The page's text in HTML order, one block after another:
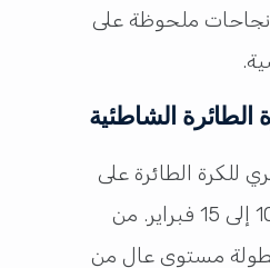
ملحوظة على
الطائرة الشاطئية
للكرة الطائرة على
ملاعب الغرافة من 10 إلى 15 فبراير. من
مستوى عالٍ من